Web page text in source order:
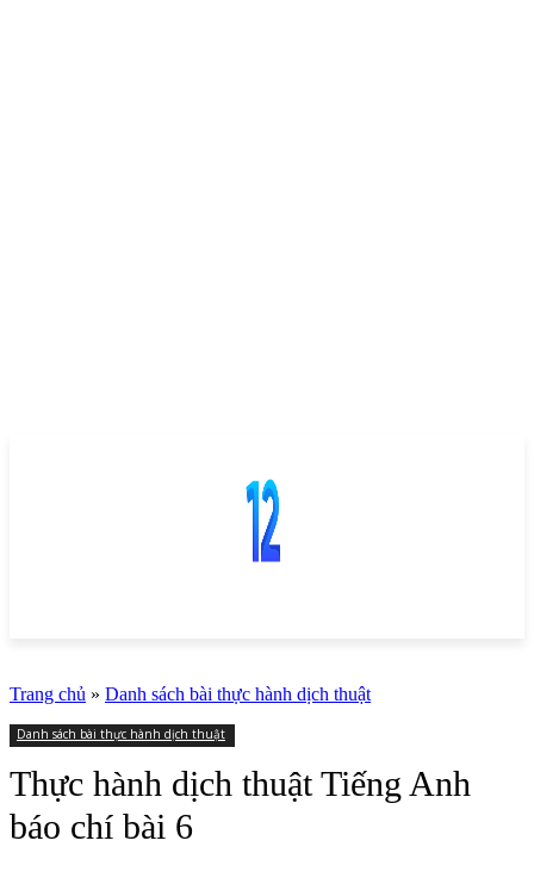
Trang chủ » Danh sách bài thực hành dịch thuật
Danh sách bài thực hành dịch thuật
Thực hành dịch thuật Tiếng Anh
báo chí bài 6